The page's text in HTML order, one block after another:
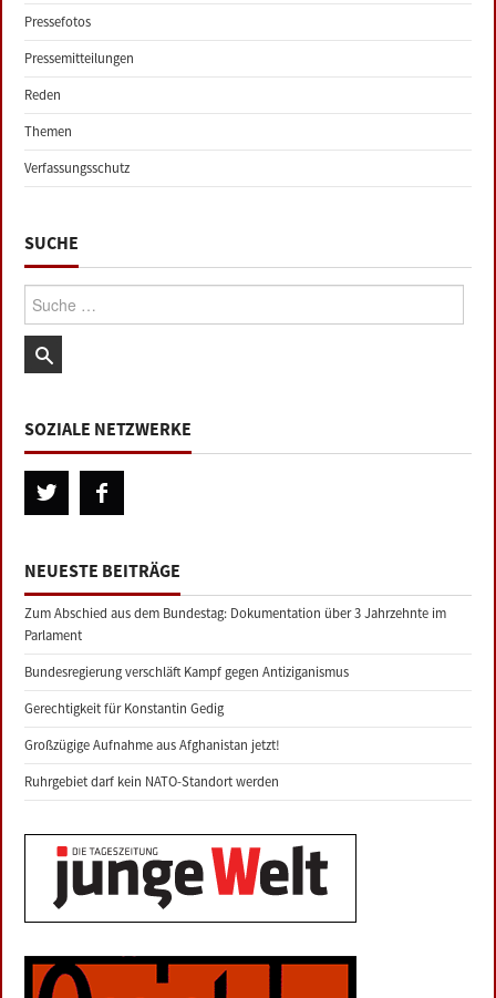
Pressefotos
Pressemitteilungen
Reden
Themen
Verfassungsschutz
SUCHE
Suche:
SOZIALE NETZWERKE
NEUESTE BEITRÄGE
Zum Abschied aus dem Bundestag: Dokumentation über 3 Jahrzehnte im
Parlament
Bundesregierung verschläft Kampf gegen Antiziganismus
Gerechtigkeit für Konstantin Gedig
Großzügige Aufnahme aus Afghanistan jetzt!
Ruhrgebiet darf kein NATO-Standort werden